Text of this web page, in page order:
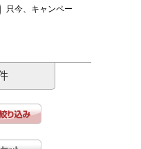
只今、キャンペー